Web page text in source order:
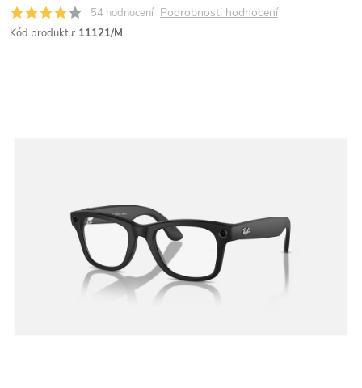
54 hodnocení Podrobnosti hodnocení
Kód produktu: 11121/M